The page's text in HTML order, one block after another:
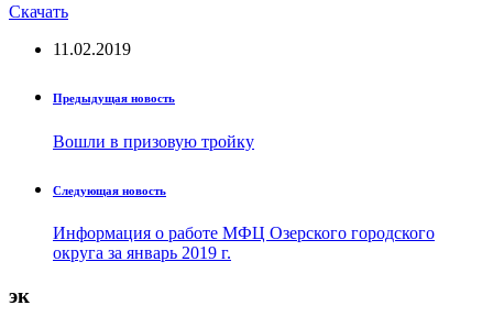
Скачать
11.02.2019
Предыдущая новость
Вошли в призовую тройку
Следующая новость
Информация о работе МФЦ Озерского городского
округа за январь 2019 г.
эк